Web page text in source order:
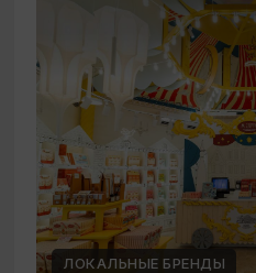
ЛОКАЛЬНЫЕ БРЕНДЫ